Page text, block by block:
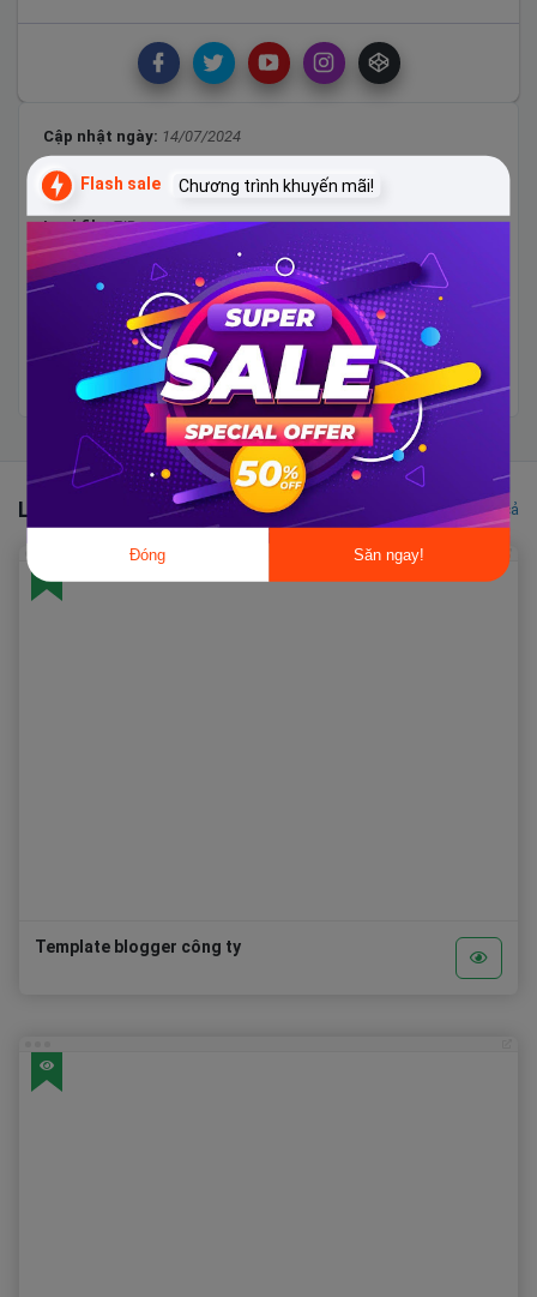
Cập nhật ngày: 14/07/2024
Phiên bản:
Bố cục:
Responsive
Loại file: ZIP
Hướng dẫn sử dụng:
Đính kèm trong file
Hướng dẫn cài đặt cơ bản: tại đây
Tags: blogger templates free pro template
template-blogspot-
mien-phi x2video
Liên quan Xem tất cả
Template blogger công ty
Đóng Săn ngay!
Flash sale Chương trình khuyến mãi!